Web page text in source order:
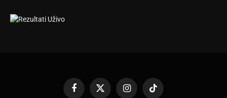
FacebookX InstagramTikTok